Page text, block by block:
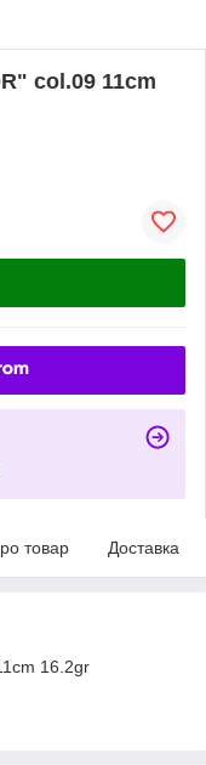
col.09 11cm
товар Доставка
16.2gr